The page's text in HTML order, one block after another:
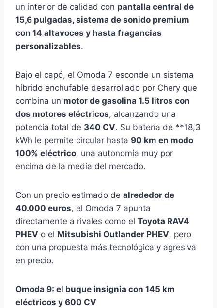
un interior de calidad con pantalla central de
15,6 pulgadas, sistema de sonido premium
con 14 altavoces y hasta fragancias
personalizables.
Bajo el capó, el Omoda 7 esconde un sistema
híbrido enchufable desarrollado por Chery que
combina un motor de gasolina 1.5 litros con
dos motores eléctricos, alcanzando una
potencia total de 340 CV. Su batería de **18,3
kWh le permite circular hasta 90 km en modo
100% eléctrico, una autonomía muy por
encima de la media del mercado.
Con un precio estimado de alrededor de
40.000 euros, el Omoda 7 apunta
directamente a rivales como el Toyota RAV4
PHEV o el Mitsubishi Outlander PHEV, pero
con una propuesta más tecnológica y agresiva
en precio.
Omoda 9: el buque insignia con 145 km
eléctricos y 600 CV